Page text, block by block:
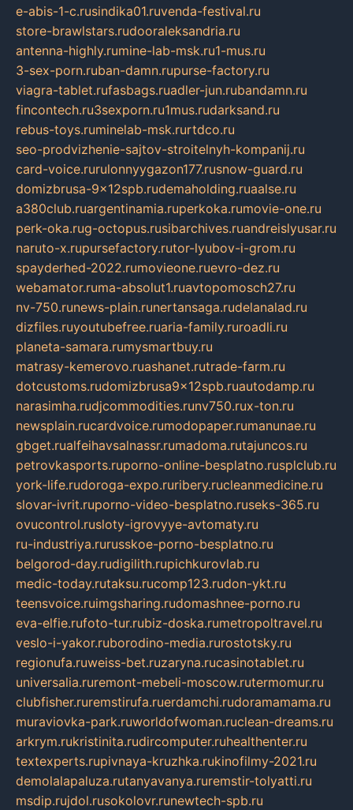
e-abis-1-c.rusindika01.ruvenda-festival.ru
store-brawlstars.rudooraleksandria.ru
antenna-highly.rumine-lab-msk.ru1-mus.ru
3-sex-porn.ruban-damn.rupurse-factory.ru
viagra-tablet.rufasbags.ruadler-jun.rubandamn.ru
fincontech.ru3sexporn.ru1mus.rudarksand.ru
rebus-toys.ruminelab-msk.rurtdco.ru
seo-prodvizhenie-sajtov-stroitelnyh-kompanij.ru
card-voice.rurulonnyygazon177.rusnow-guard.ru
domizbrusa-9x12spb.rudemaholding.ruaalse.ru
a380club.ruargentinamia.ruperkoka.rumovie-one.ru
perk-oka.rug-octopus.rusibarchives.ruandreislyusar.ru
naruto-x.rupursefactory.rutor-lyubov-i-grom.ru
spayderhed-2022.rumovieone.ruevro-dez.ru
webamator.ruma-absolut1.ruavtopomosch27.ru
nv-750.runews-plain.runertansaga.rudelanalad.ru
dizfiles.ruyoutubefree.ruaria-family.ruroadli.ru
planeta-samara.rumysmartbuy.ru
matrasy-kemerovo.ruashanet.rutrade-farm.ru
dotcustoms.rudomizbrusa9x12spb.ruautodamp.ru
narasimha.rudjcommodities.runv750.rux-ton.ru
newsplain.rucardvoice.rumodopaper.rumanunae.ru
gbget.rualfeihavsalnassr.rumadoma.rutajuncos.ru
petrovkasports.ruporno-online-besplatno.rusplclub.ru
york-life.rudoroga-expo.ruribery.rucleanmedicine.ru
slovar-ivrit.ruporno-video-besplatno.ruseks-365.ru
ovucontrol.rusloty-igrovyye-avtomaty.ru
ru-industriya.rurusskoe-porno-besplatno.ru
belgorod-day.rudigilith.rupichkurovlab.ru
medic-today.rutaksu.rucomp123.rudon-ykt.ru
teensvoice.ruimgsharing.rudomashnee-porno.ru
eva-elfie.rufoto-tur.rubiz-doska.rumetropoltravel.ru
veslo-i-yakor.ruborodino-media.rurostotsky.ru
regionufa.ruweiss-bet.ruzaryna.rucasinotablet.ru
universalia.ruremont-mebeli-moscow.rutermomur.ru
clubfisher.ruremstirufa.ruerdamchi.rudoramamama.ru
muraviovka-park.ruworldofwoman.ruclean-dreams.ru
arkrym.rukristinita.rudircomputer.ruhealthenter.ru
textexperts.rupivnaya-kruzhka.rukinofilmy-2021.ru
demolalapaluza.rutanyavanya.ruremstir-tolyatti.ru
msdip.rujdol.rusokolovr.runewtech-spb.ru